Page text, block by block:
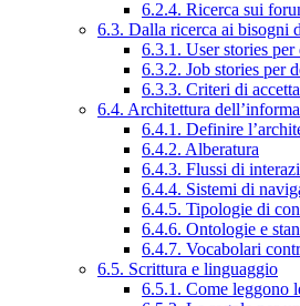
6.2.4. Ricerca sui
6.3. Dalla ricerca ai bisogni
6.3.1. User stories
6.3.2. Job stories per
6.3.3. Criteri di
6.4. Architettura
6.4.1. Definire
6.4.2. Alberatura
6.4.3. Flussi di
6.4.4. Sistemi di
6.4.5. Tipologie di
6.4.6. Ontologie e
6.4.7. Vocabolari
6.5. Scrittura e linguaggio
6.5.1. Come leggono